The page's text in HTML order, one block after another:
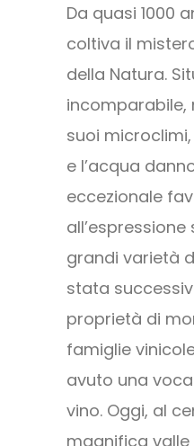
Da quasi 1000
coltiva il
della Natura.
suoi
e l’acqua
eccezionale
grandi varietà
stata
proprietà di
famiglie
avuto una
vino. Oggi, al
magnifica